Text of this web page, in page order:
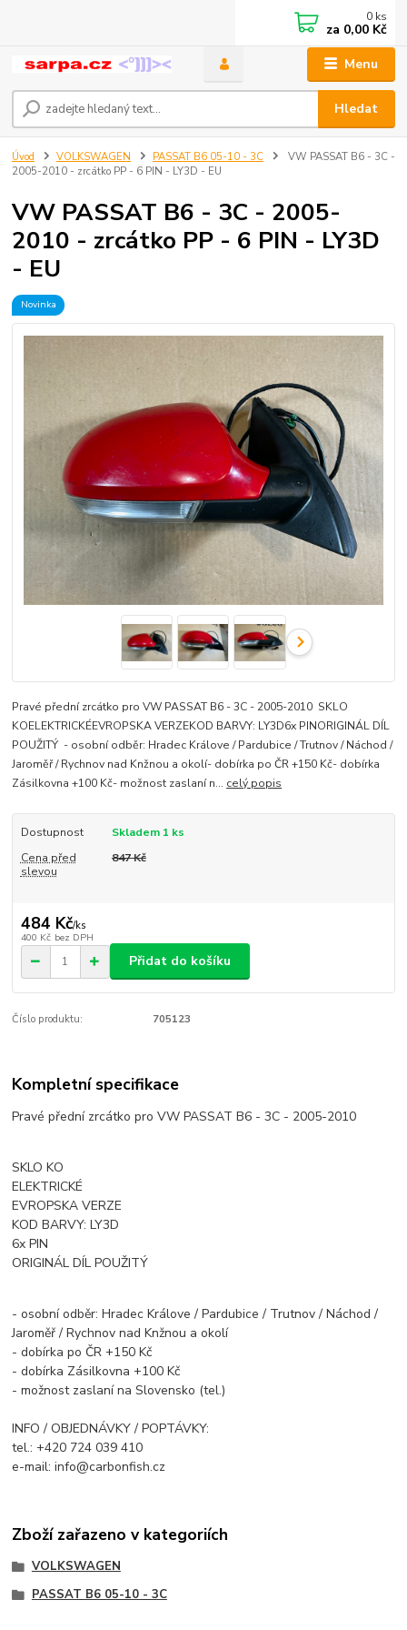
Menu
Hledat
0 ks
za 0,00 Kč
Úvod VOLKSWAGEN PASSAT B6 05-10 - 3C
VW PASSAT B6 - 3C -
2005-2010 - zrcátko PP - 6 PIN - LY3D - EU
VW PASSAT B6 - 3C - 2005-
2010 - zrcátko PP - 6 PIN - LY3D
- EU
Novinka
Pravé přední zrcátko pro VW PASSAT B6 - 3C - 2005-2010 SKLO
KOELEKTRICKÉEVROPSKA VERZEKOD BARVY: LY3D6x PINORIGINÁL DÍL
POUŽITÝ - osobní odběr: Hradec Králove / Pardubice / Trutnov / Náchod /
Jaroměř / Rychnov nad Knžnou a okolí- dobírka po ČR +150 Kč- dobírka
Zásilkovna +100 Kč- možnost zaslaní n... celý popis
Dostupnost
Skladem 1 ks
Cena před
slevou
847 Kč
484 Kč/ks
400 Kč bez DPH
Přidat do košíku
Číslo produktu: 705123
Kompletní specifikace
Pravé přední zrcátko pro VW PASSAT B6 - 3C - 2005-2010
SKLO KO
ELEKTRICKÉ
EVROPSKA VERZE
KOD BARVY: LY3D
6x PIN
ORIGINÁL DÍL POUŽITÝ
- osobní odběr: Hradec Králove / Pardubice / Trutnov / Náchod /
Jaroměř / Rychnov nad Knžnou a okolí
- dobírka po ČR +150 Kč
- dobírka Zásilkovna +100 Kč
- možnost zaslaní na Slovensko (tel.)
INFO / OBJEDNÁVKY / POPTÁVKY:
tel.: +420 724 039 410
e-mail: info@carbonfish.cz
Zboží zařazeno v kategoriích
VOLKSWAGEN
PASSAT B6 05-10 - 3C